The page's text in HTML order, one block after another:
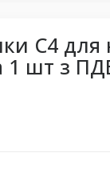
С4
1 шт з